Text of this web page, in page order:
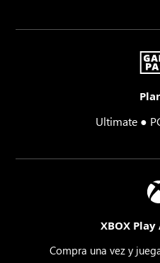
Ultimate ●
XBOX
Compra una vez y